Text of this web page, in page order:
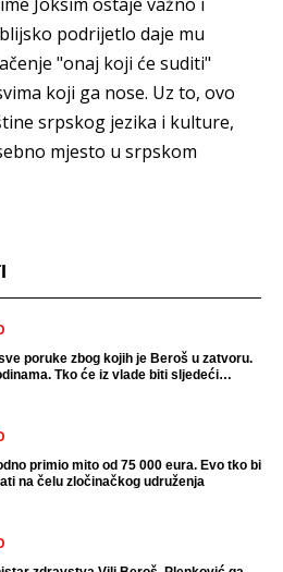
podrijetlo daje mu
"onaj koji će suditi"
koji ga nose. Uz to, ovo
srpskog jezika i kulture,
mjesto u srpskom
poruke zbog kojih je Beroš u zatvoru.
Tko će iz vlade biti sljedeći
primio mito od 75 000 eura. Evo tko bi
na čelu zločinačkog udruženja